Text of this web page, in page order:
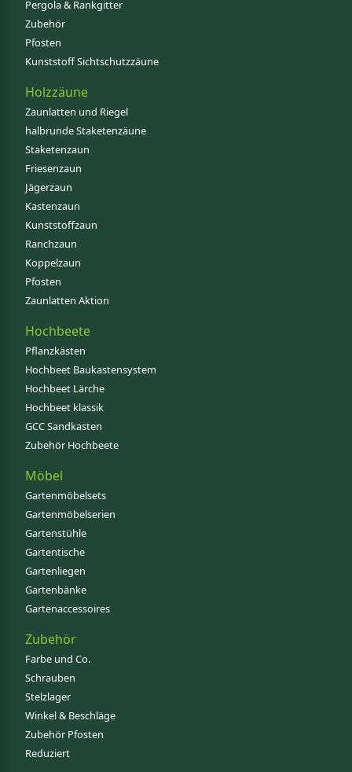
Pergola & Rankgitter
Zubehör
Pfosten
Kunststoff Sichtschutzzäune
Holzzäune
Zaunlatten und Riegel
halbrunde Staketenzäune
Staketenzaun
Friesenzaun
Jägerzaun
Kastenzaun
Kunststoffzaun
Ranchzaun
Koppelzaun
Pfosten
Zaunlatten Aktion
Hochbeete
Pflanzkästen
Hochbeet Baukastensystem
Hochbeet Lärche
Hochbeet klassik
GCC Sandkasten
Zubehör Hochbeete
Möbel
Gartenmöbelsets
Gartenmöbelserien
Gartenstühle
Gartentische
Gartenliegen
Gartenbänke
Gartenaccessoires
Zubehör
Farbe und Co.
Schrauben
Stelzlager
Winkel & Beschläge
Zubehör Pfosten
Reduziert